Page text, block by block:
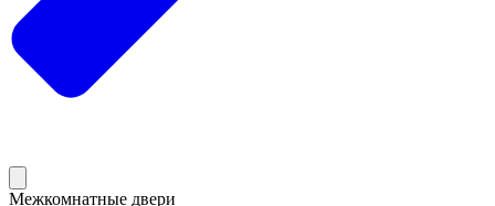
Межкомнатные двери